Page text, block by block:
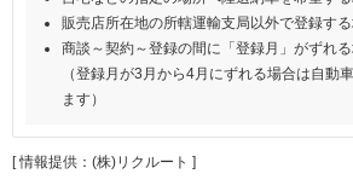
販売店所在地の所轄運輸支局以外で登録す
商談～契約～登録の間に「登録月」がずれ
（登録月が3月から4月にずれる場合は自動
ます）
[ 情報提供：(株)リクルート ]